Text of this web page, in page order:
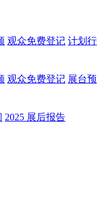
观众免费登记 计划行
观众免费登记 展台预
2025 展后报告